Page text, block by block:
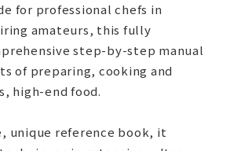
for professional chefs in
amateurs, this fully
step-by-step manual
of preparing, cooking and
high-end food.
unique reference book, it